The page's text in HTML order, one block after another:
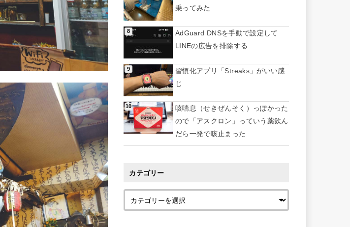
乗ってみた
AdGuard DNSを手動で設定して
LINEの広告を排除する
習慣化アプリ「Streaks」がいい感
じ
咳喘息（せきぜんそく）っぽかった
ので「アスクロン」っていう薬飲ん
だら一発で咳止まった
カテゴリー